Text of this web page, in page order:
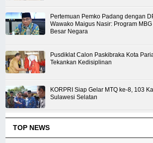
Pertemuan Pemko Padang dengan
Wawako Maigus Nasir: Program
Besar Negara
Pusdiklat Calon Paskibraka Kota
Tekankan Kedisiplinan
KORPRI Siap Gelar MTQ ke-8, 103
Sulawesi Selatan
TOP NEWS